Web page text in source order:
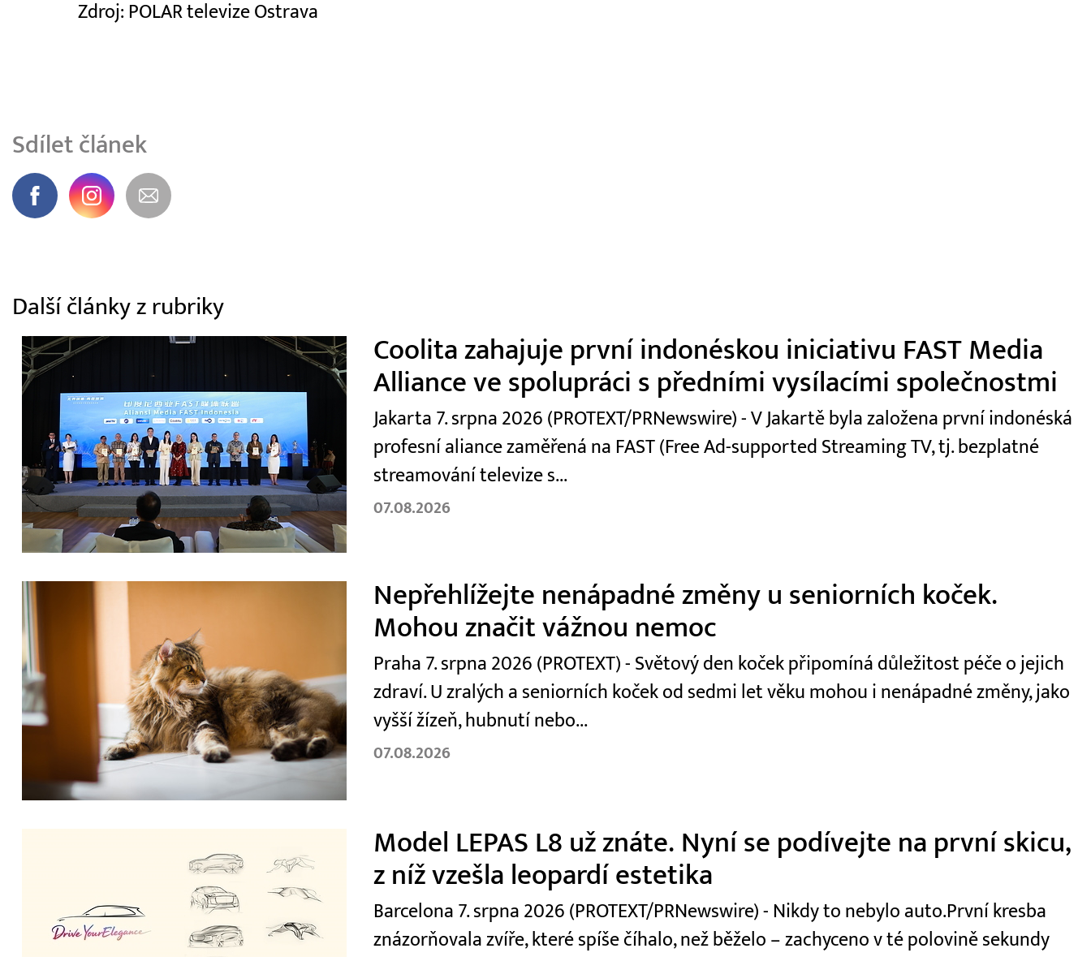
Zdroj: POLAR televize Ostrava
Sdílet článek
Další články z rubriky
Coolita zahajuje první indonéskou iniciativu FAST Media
Alliance ve spolupráci s předními vysílacími společnostmi
Jakarta 7. srpna 2026 (PROTEXT/PRNewswire) - V Jakartě byla založena první indonéská
profesní aliance zaměřená na FAST (Free Ad-supported Streaming TV, tj. bezplatné
streamování televize s...
07.08.2026
Nepřehlížejte nenápadné změny u seniorních koček.
Mohou značit vážnou nemoc
Praha 7. srpna 2026 (PROTEXT) - Světový den koček připomíná důležitost péče o jejich
zdraví. U zralých a seniorních koček od sedmi let věku mohou i nenápadné změny, jako
vyšší žízeň, hubnutí nebo...
07.08.2026
Model LEPAS L8 už znáte. Nyní se podívejte na první skicu,
z níž vzešla leopardí estetika
Barcelona 7. srpna 2026 (PROTEXT/PRNewswire) - Nikdy to nebylo auto.První kresba
znázorňovala zvíře, které spíše číhalo, než běželo – zachyceno v té polovině sekundy